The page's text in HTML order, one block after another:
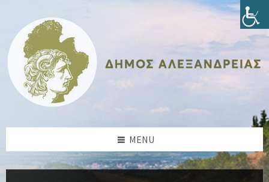
content
sidebar
sidebar
footer
MENU